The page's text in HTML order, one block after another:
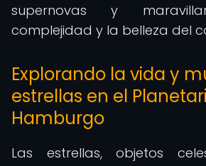
supernovas y
complejidad y la belleza del
Explorando la vida y
estrellas en el
Hamburgo
Las estrellas, objetos